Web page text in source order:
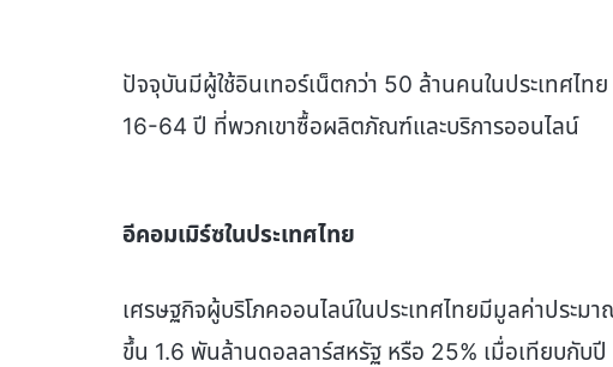
ปัจจุบันมีผู้ใช้อินเทอร์เน็ตกว่า 50 ล้านคนในประเทศไท
16-64 ปี ที่พวกเขาซื้อผลิตภัณฑ์และบริการออนไลน์
อีคอมเมิร์ซในประเทศไทย
เศรษฐกิจผู้บริโภคออนไลน์ในประเทศไทยมีมูลค่าประ
ขึ้น 1.6 พันล้านดอลลาร์สหรัฐ หรือ 25% เมื่อเทียบกับ